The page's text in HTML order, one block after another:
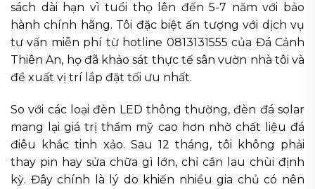
sách dài hạn vì tuổi thọ lên đến 5-7 năm với bảo
hành chính hãng. Tôi đặc biệt ấn tượng với dịch vụ
tư vấn miễn phí từ hotline 0813131555 của Đá Cảnh
Thiên An, họ đã khảo sát thực tế sân vườn nhà tôi và
đề xuất vị trí lắp đặt tối ưu nhất.
So với các loại đèn LED thông thường, đèn đá solar
mang lại giá trị thẩm mỹ cao hơn nhờ chất liệu đá
điêu khắc tinh xảo. Sau 12 tháng, tôi không phải
thay pin hay sửa chữa gì lớn, chỉ cần lau chùi định
kỳ. Đây chính là lý do khiến nhiều gia chủ có nên